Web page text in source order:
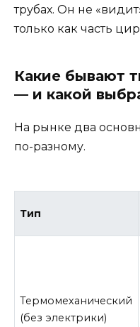
трубах. Он не
только как часть
Какие бывают
— и какой
На рынке два
по-разному.
Тип
Термомеханический
(без электрики)